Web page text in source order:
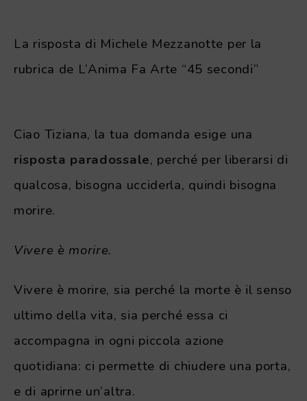
La risposta di Michele Mezzanotte per la
rubrica de L’Anima Fa Arte “45 secondi”
Ciao Tiziana, la tua domanda esige una
risposta paradossale, perché per liberarsi di
qualcosa, bisogna ucciderla, quindi bisogna
morire.
Vivere è morire.
Vivere è morire, sia perché la morte è il senso
ultimo della vita, sia perché essa ci
accompagna in ogni piccola azione
quotidiana: ci permette di chiudere una porta,
e di aprirne un’altra.